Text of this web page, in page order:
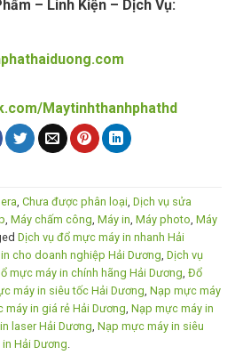
– Linh Kiện – Dịch Vụ:
Maytinhthanhphathd
, Chưa được phân loại, Dịch vụ sửa
, Máy chấm công, Máy in, Máy photo, Máy
Dịch vụ đổ mực máy in nhanh Hải
cho doanh nghiệp Hải Dương, Dịch vụ
mực máy in chính hãng Hải Dương, Đổ
máy in siêu tốc Hải Dương, Nạp mực máy
máy in giá rẻ Hải Dương, Nạp mực máy in
laser Hải Dương, Nạp mực máy in siêu
Hải Dương.